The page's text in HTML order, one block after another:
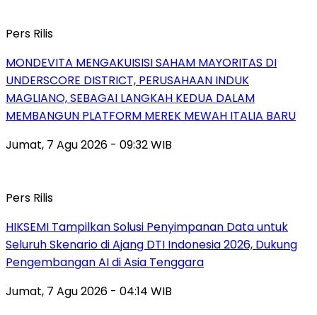
Pers Rilis
MONDEVITA MENGAKUISISI SAHAM MAYORITAS DI
UNDERSCORE DISTRICT, PERUSAHAAN INDUK
MAGLIANO, SEBAGAI LANGKAH KEDUA DALAM
MEMBANGUN PLATFORM MEREK MEWAH ITALIA BARU
Jumat, 7 Agu 2026 - 09:32 WIB
Pers Rilis
HIKSEMI Tampilkan Solusi Penyimpanan Data untuk
Seluruh Skenario di Ajang DTI Indonesia 2026, Dukung
Pengembangan AI di Asia Tenggara
Jumat, 7 Agu 2026 - 04:14 WIB